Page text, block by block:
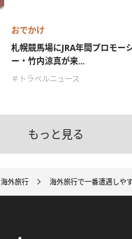
おでかけ
札幌競馬場にJRA年間プロモー
ー・竹内涼真が来...
＃トラベルニュース
もっと見る
海外旅行 海外旅行で一番遭遇しや